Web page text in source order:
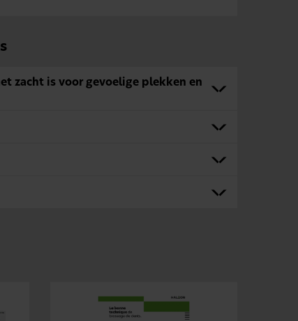
zacht is voor gevoelige plekken en